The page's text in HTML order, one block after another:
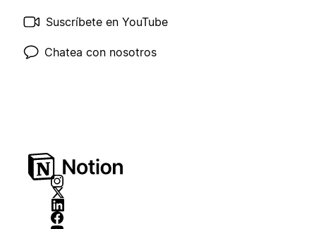
Suscríbete en YouTube
Chatea con nosotros